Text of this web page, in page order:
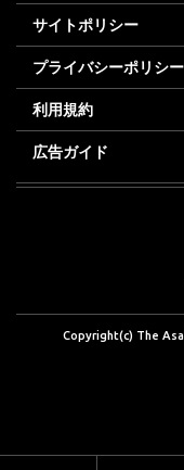
サイトポリシー
プライバシーポリシー
利用規約
広告ガイド
Copyright(c) The